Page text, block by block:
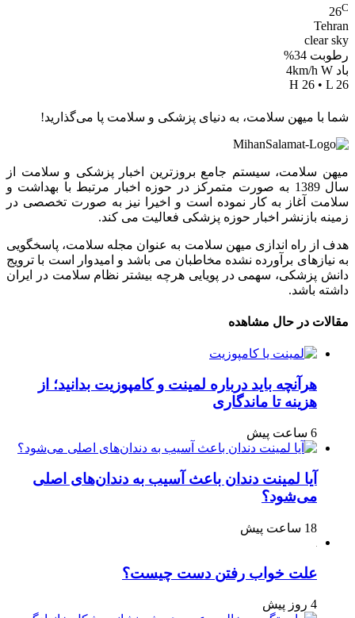
26C
Tehran
clear sky
رطوبت 34%
باد 4km/h W
H 26 • L 26
شما با میهن سلامت، به دنیای پزشکی و سلامت پا می‌گذارید!
میهن سلامت، سیستم جامع بروزترین اخبار پزشکی و سلامت از
سال 1389 به صورت متمرکز در حوزه اخبار مرتبط با بهداشت و
سلامت آغاز به کار نموده است و اخیرا نیز به صورت تخصصی در
زمینه بازنشر اخبار حوزه پزشکی فعالیت می کند.
هدف از راه اندازی میهن سلامت به عنوان مجله سلامت، پاسخگویی
به نیازهای برآورده نشده مخاطبان می باشد و امیدوار است با ترویج
دانش پزشکی، سهمی در پویایی هرچه بیشتر نظام سلامت در ایران
داشته باشد.
مقالات در حال مشاهده
هرآنچه باید درباره لمینت و کامپوزیت بدانید؛ از
هزینه تا ماندگاری
6 ساعت پیش
آیا لمینت دندان باعث آسیب به دندان‌های اصلی
می‌شود؟
18 ساعت پیش
علت خواب رفتن دست چیست؟
4 روز پیش